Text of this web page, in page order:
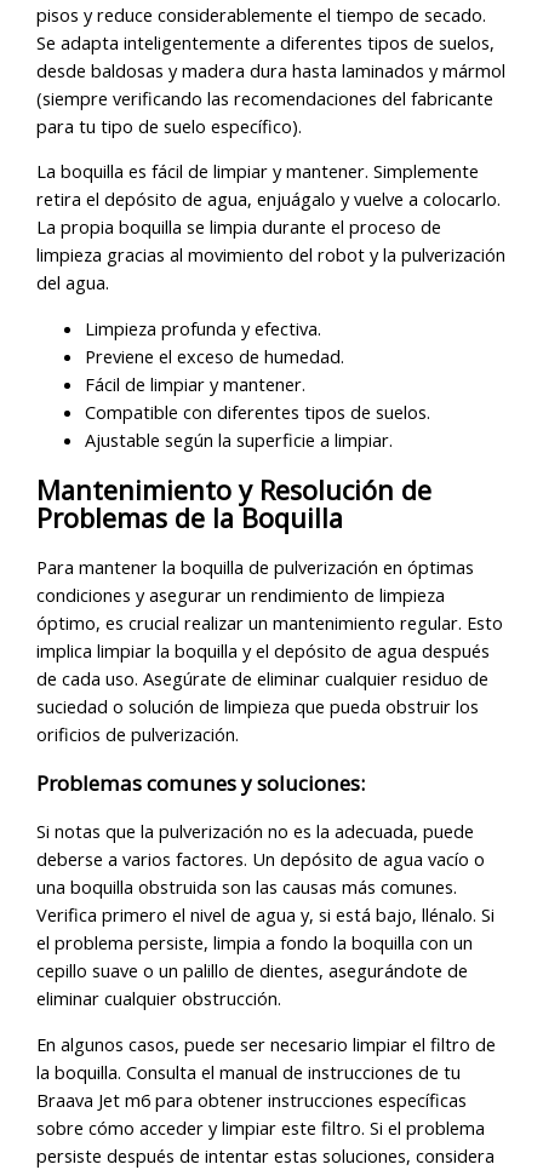
pisos y reduce considerablemente el tiempo de secado.
Se adapta inteligentemente a diferentes tipos de suelos,
desde baldosas y madera dura hasta laminados y mármol
(siempre verificando las recomendaciones del fabricante
para tu tipo de suelo específico).
La boquilla es fácil de limpiar y mantener. Simplemente
retira el depósito de agua, enjuágalo y vuelve a colocarlo.
La propia boquilla se limpia durante el proceso de
limpieza gracias al movimiento del robot y la pulverización
del agua.
Limpieza profunda y efectiva.
Previene el exceso de humedad.
Fácil de limpiar y mantener.
Compatible con diferentes tipos de suelos.
Ajustable según la superficie a limpiar.
Mantenimiento y Resolución de
Problemas de la Boquilla
Para mantener la boquilla de pulverización en óptimas
condiciones y asegurar un rendimiento de limpieza
óptimo, es crucial realizar un mantenimiento regular. Esto
implica limpiar la boquilla y el depósito de agua después
de cada uso. Asegúrate de eliminar cualquier residuo de
suciedad o solución de limpieza que pueda obstruir los
orificios de pulverización.
Problemas comunes y soluciones:
Si notas que la pulverización no es la adecuada, puede
deberse a varios factores. Un depósito de agua vacío o
una boquilla obstruida son las causas más comunes.
Verifica primero el nivel de agua y, si está bajo, llénalo. Si
el problema persiste, limpia a fondo la boquilla con un
cepillo suave o un palillo de dientes, asegurándote de
eliminar cualquier obstrucción.
En algunos casos, puede ser necesario limpiar el filtro de
la boquilla. Consulta el manual de instrucciones de tu
Braava Jet m6 para obtener instrucciones específicas
sobre cómo acceder y limpiar este filtro. Si el problema
persiste después de intentar estas soluciones, considera